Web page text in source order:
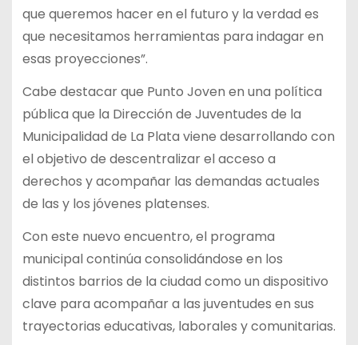
que queremos hacer en el futuro y la verdad es
que necesitamos herramientas para indagar en
esas proyecciones”.
Cabe destacar que Punto Joven en una política
pública que la Dirección de Juventudes de la
Municipalidad de La Plata viene desarrollando con
el objetivo de descentralizar el acceso a
derechos y acompañar las demandas actuales
de las y los jóvenes platenses.
Con este nuevo encuentro, el programa
municipal continúa consolidándose en los
distintos barrios de la ciudad como un dispositivo
clave para acompañar a las juventudes en sus
trayectorias educativas, laborales y comunitarias.